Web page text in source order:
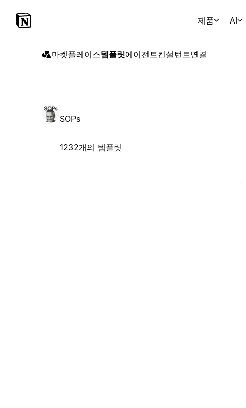
제품 AI
마켓플레이스템플릿에이전트컨설턴트연결
SOPs
1232개의 템플릿